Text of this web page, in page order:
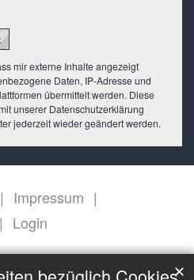
✕
mir externe Inhalte angezeigt
Daten, IP-Adresse und
übermittelt werden. Diese
unserer Datenschutzerklärung
jederzeit wieder geändert werden.
Impressum
Login